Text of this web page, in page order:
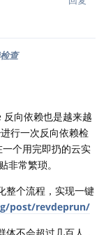
查
向依赖也是越来越
行一次反向依赖检
个用完即扔的云实
非常繁琐。
整个流程，实现一键
post/revdeprun/
不会超过几百人，